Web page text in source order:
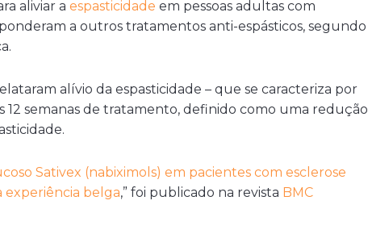
aliviar a espasticidade em pessoas adultas com
a outros tratamentos anti-espásticos, segundo
alívio da espasticidade – que se caracteriza por
12 semanas de tratamento, definido como uma redução
Sativex (nabiximols) em pacientes com esclerose
experiência belga,” foi publicado na revista BMC